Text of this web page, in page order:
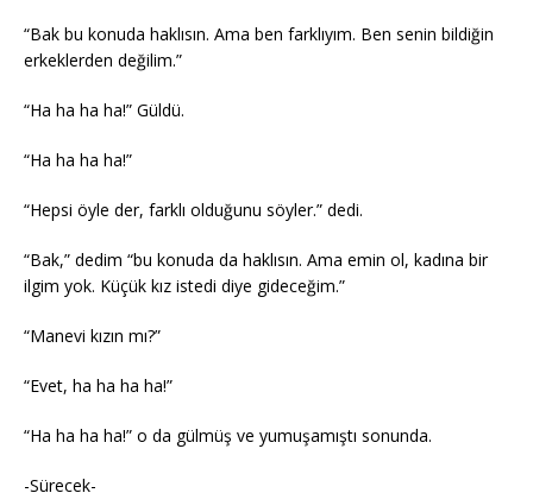
“Bak bu konuda haklısın. Ama ben farklıyım. Ben senin bildiğin
erkeklerden değilim.”
“Ha ha ha ha!” Güldü.
“Ha ha ha ha!”
“Hepsi öyle der, farklı olduğunu söyler.” dedi.
“Bak,” dedim “bu konuda da haklısın. Ama emin ol, kadına bir
ilgim yok. Küçük kız istedi diye gideceğim.”
“Manevi kızın mı?”
“Evet, ha ha ha ha!”
“Ha ha ha ha!” o da gülmüş ve yumuşamıştı sonunda.
-Sürecek-